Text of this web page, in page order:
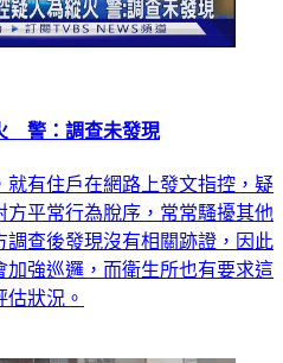
警：調查未發現
有住戶在網路上發文指控，疑
平常行為脫序，常常騷擾其他
調查後發現沒有相關跡證，因此
強巡邏，而衛生所也有要求這
狀況。